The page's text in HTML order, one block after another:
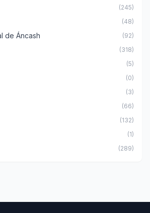
(245)
(48)
de Áncash (92)
(318)
(5)
(0)
(3)
(66)
(132)
(1)
(289)